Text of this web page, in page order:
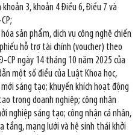
3, khoản 4 Điều 6, Điều 7 và
sản phẩm, dịch vụ công nghệ chiến
hỗ trợ tài chính (voucher) theo
CP ngày 14 tháng 10 năm 2025 của
một số điều của Luật Khoa học,
sáng tạo; khuyến khích hoạt động
trong doanh nghiệp; công nhận
nghiệp sáng tạo; công nhận cá nhân,
tầng, mạng lưới và hệ sinh thái khởi